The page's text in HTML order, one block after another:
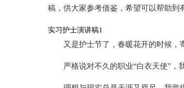
稿，供大家参考借鉴，希望可以帮助到
实习护士演讲稿1
又是护士节了，春暖花开的时候
严格说对不久的职业“白衣天使”，